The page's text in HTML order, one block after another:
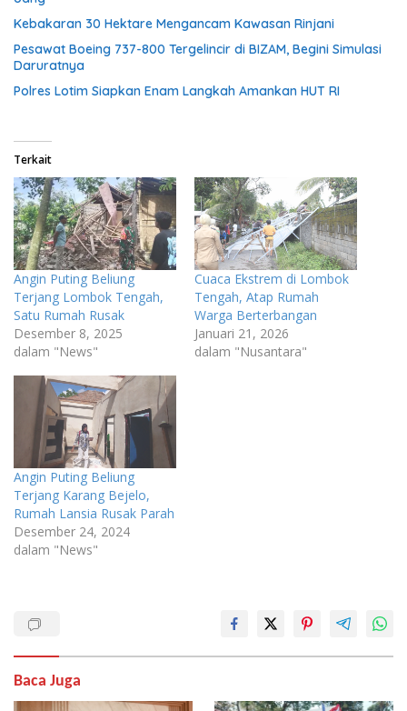
Kebakaran 30 Hektare Mengancam Kawasan Rinjani
Pesawat Boeing 737-800 Tergelincir di BIZAM, Begini Simulasi
Daruratnya
Polres Lotim Siapkan Enam Langkah Amankan HUT RI
Terkait
Angin Puting Beliung
Terjang Lombok Tengah,
Satu Rumah Rusak
Desember 8, 2025
dalam "News"
Cuaca Ekstrem di Lombok
Tengah, Atap Rumah
Warga Berterbangan
Januari 21, 2026
dalam "Nusantara"
Angin Puting Beliung
Terjang Karang Bejelo,
Rumah Lansia Rusak Parah
Desember 24, 2024
dalam "News"
Baca Juga